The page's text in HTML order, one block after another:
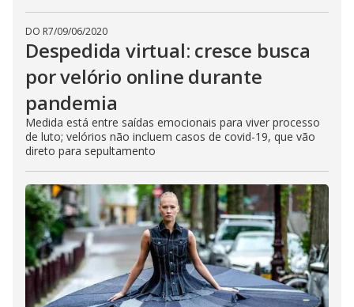
DO R7/09/06/2020
Despedida virtual: cresce busca
por velório online durante
pandemia
Medida está entre saídas emocionais para viver processo
de luto; velórios não incluem casos de covid-19, que vão
direto para sepultamento